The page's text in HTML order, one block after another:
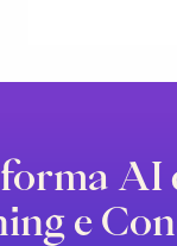
AI
e